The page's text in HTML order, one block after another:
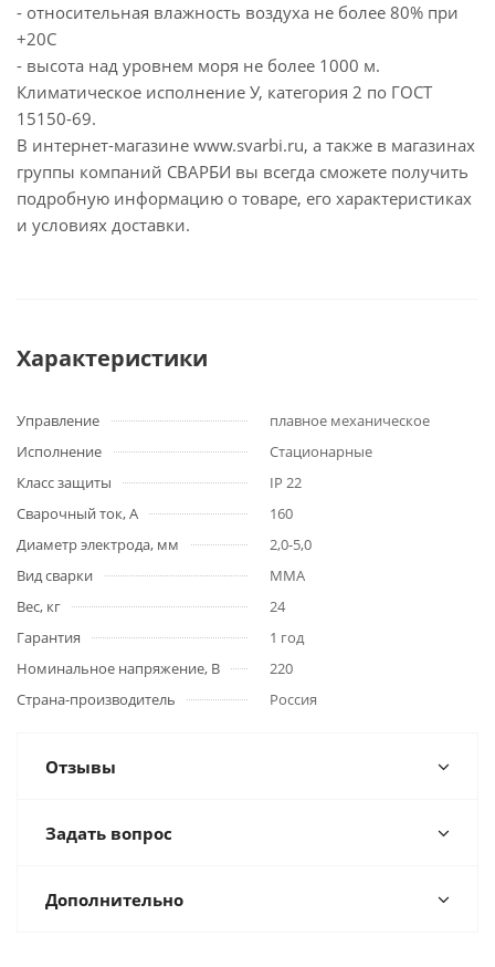
- относительная влажность воздуха не более 80% при
+20С
- высота над уровнем моря не более 1000 м.
Климатическое исполнение У, категория 2 по ГОСТ
15150-69.
В интернет-магазине www.svarbi.ru, а также в магазинах
группы компаний СВАРБИ вы всегда сможете получить
подробную информацию о товаре, его характеристиках
и условиях доставки.
Характеристики
Управление
плавное механическое
Исполнение
Стационарные
Класс защиты
IP 22
Сварочный ток, А
160
Диаметр электрода, мм
2,0-5,0
Вид сварки
MMA
Вес, кг
24
Гарантия
1 год
Номинальное напряжение, В
220
Страна-производитель
Россия
Отзывы
Задать вопрос
Дополнительно